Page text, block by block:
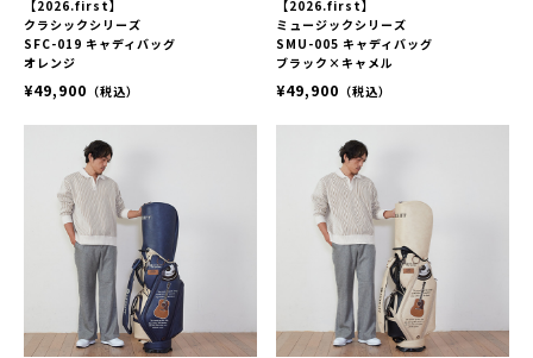
【2026.first】
クラシックシリーズ
SFC-019 キャディバッグ
オレンジ
¥49,900 （税込）
【2026.first】
ミュージックシリーズ
SMU-005 キャディバッグ
ブラック×キャメル
¥49,900 （税込）